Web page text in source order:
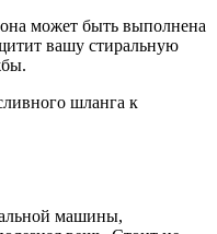
может быть выполнена
вашу стиральную
машины,